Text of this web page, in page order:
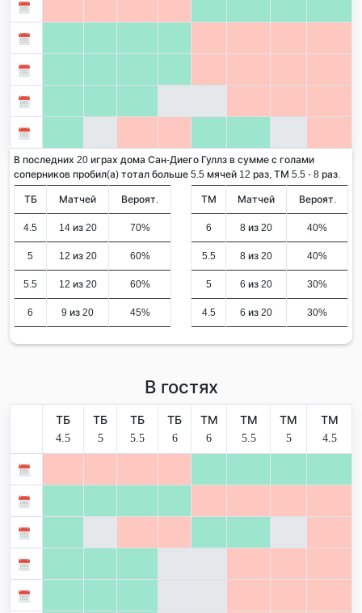
В последних 20 играх дома Сан-Диего Гуллз в сумме с голами
соперников пробил(а) тотал больше 5.5 мячей 12 раз, ТМ 5.5 - 8 раз.
ТБ Матчей Вероят.
4.5 14 из 20 70%
5 12 из 20 60%
5.5 12 из 20 60%
6 9 из 20 45%
ТМ Матчей Вероят.
6 8 из 20 40%
5.5 8 из 20 40%
5 6 из 20 30%
4.5 6 из 20 30%
В гостях
ТБ
4.5
ТБ
5
ТБ
5.5
ТБ
6
ТМ
6
ТМ
5.5
ТМ
5
ТМ
4.5